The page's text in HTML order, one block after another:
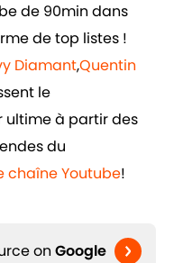
de 90min dans
de top listes !
Diamant,Quentin
le
ultime à partir des
du
chaîne Youtube!
on Google